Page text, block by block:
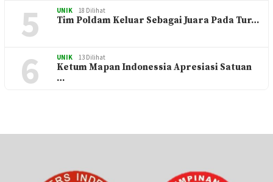
5 UNIK 18 Dilihat
Tim Poldam Keluar Sebagai Juara Pada Tur…
6 UNIK 13 Dilihat
Ketum Mapan Indonessia Apresiasi Satuan
…